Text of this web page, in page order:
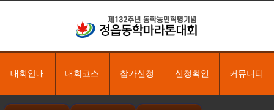
대회안내 대회코스 참가신청 신청확인 커뮤니티